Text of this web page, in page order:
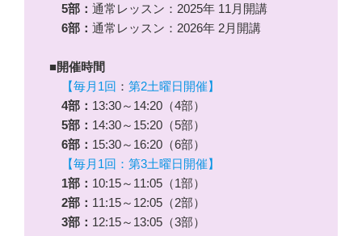
5部：通常レッスン：2025年 11月開講
6部：通常レッスン：2026年 2月開講
■開催時間
【毎月1回 ：第2土曜日開催】
4部： 13:30～14:20（4部）
5部： 14:30～15:20（5部）
6部： 15:30～16:20（6部）
【毎月1回：第3土曜日開催】
1部： 10:15～11:05（1部）
2部： 11:15～12:05（2部）
3部： 12:15～13:05（3部）